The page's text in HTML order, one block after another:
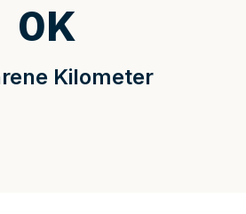
Kilometer
0K